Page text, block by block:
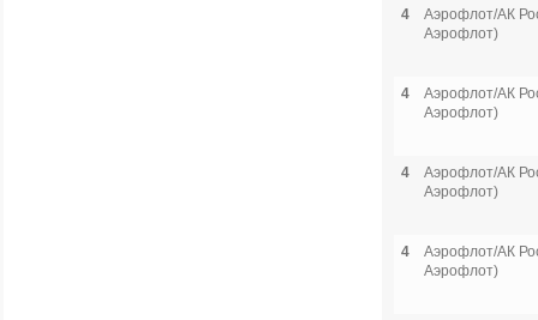
4
Аэрофлот/АК
Аэрофлот)
4
Аэрофлот/АК
Аэрофлот)
4
Аэрофлот/АК
Аэрофлот)
4
Аэрофлот/АК
Аэрофлот)